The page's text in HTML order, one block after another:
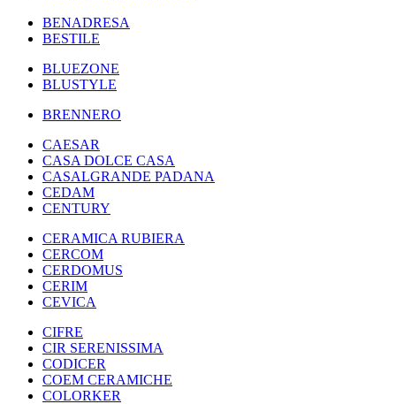
BENADRESA
BESTILE
BLUEZONE
BLUSTYLE
BRENNERO
CAESAR
CASA DOLCE CASA
CASALGRANDE PADANA
CEDAM
CENTURY
CERAMICA RUBIERA
CERCOM
CERDOMUS
CERIM
CEVICA
CIFRE
CIR SERENISSIMA
CODICER
COEM CERAMICHE
COLORKER